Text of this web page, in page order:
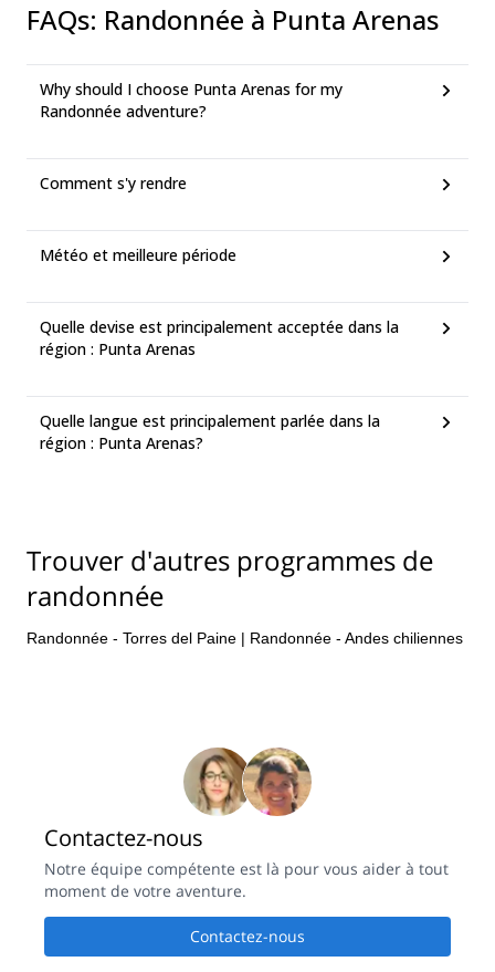
FAQs: Randonnée à Punta Arenas
Why should I choose Punta Arenas for my
Randonnée adventure?
Comment s'y rendre
Météo et meilleure période
Quelle devise est principalement acceptée dans la
région : Punta Arenas
Quelle langue est principalement parlée dans la
région : Punta Arenas?
Trouver d'autres programmes de
randonnée
Randonnée - Torres del Paine | Randonnée - Andes chiliennes
Contactez-nous
Notre équipe compétente est là pour vous aider à tout
moment de votre aventure.
Contactez-nous